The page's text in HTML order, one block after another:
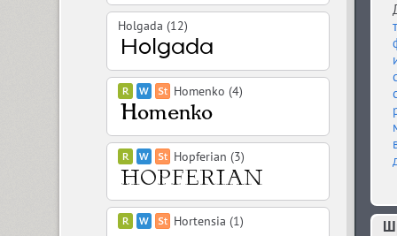
Holgada (12)
Homenko (4)
Hopferian (3)
Hortensia (1)